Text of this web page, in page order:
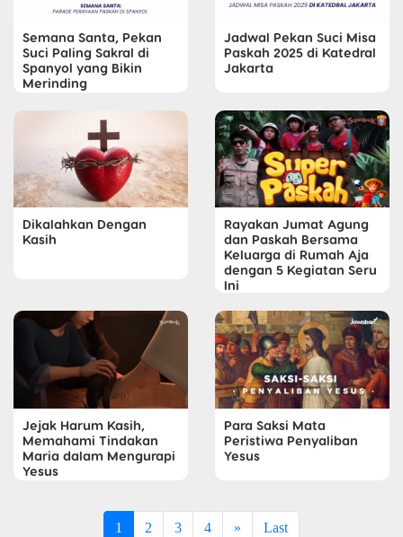
Semana Santa, Pekan
Suci Paling Sakral di
Spanyol yang Bikin
Merinding
Jadwal Pekan Suci Misa
Paskah 2025 di Katedral
Jakarta
Dikalahkan Dengan
Kasih
Rayakan Jumat Agung
dan Paskah Bersama
Keluarga di Rumah Aja
dengan 5 Kegiatan Seru
Ini
Jejak Harum Kasih,
Memahami Tindakan
Maria dalam Mengurapi
Yesus
Para Saksi Mata
Peristiwa Penyaliban
Yesus
1 2 3 4 » Last